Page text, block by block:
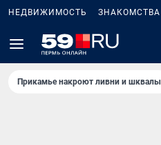
НЕДВИЖИМОСТЬ ЗНАКОМСТВА
Прикамье накроют ливни и шквалы